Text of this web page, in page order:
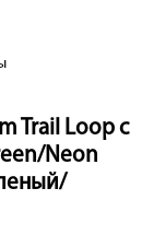
Trail Loop с
Neon